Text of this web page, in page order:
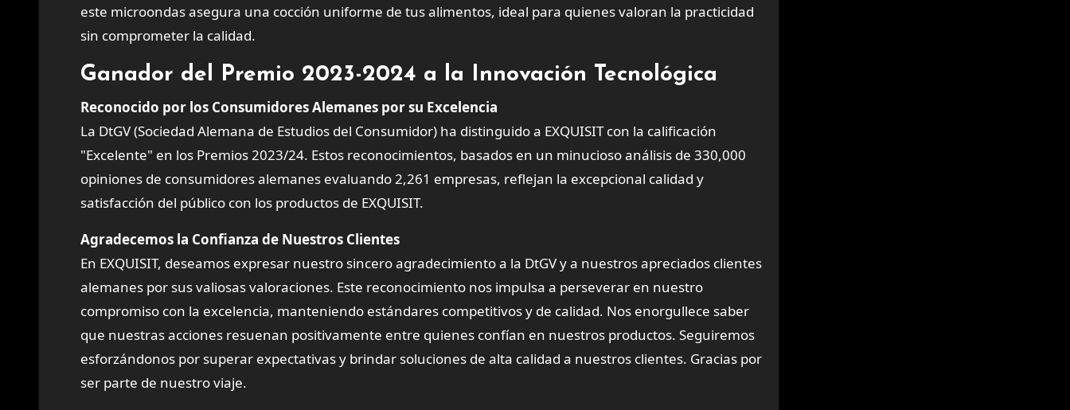
este microondas asegura una cocción uniforme de tus alimentos, ideal para quienes valoran la practicidad
sin comprometer la calidad.
Ganador del Premio 2023-2024 a la Innovación Tecnológica
Reconocido por los Consumidores Alemanes por su Excelencia
La DtGV (Sociedad Alemana de Estudios del Consumidor) ha distinguido a EXQUISIT con la calificación
"Excelente" en los Premios 2023/24. Estos reconocimientos, basados en un minucioso análisis de 330,000
opiniones de consumidores alemanes evaluando 2,261 empresas, reflejan la excepcional calidad y
satisfacción del público con los productos de EXQUISIT.
Agradecemos la Confianza de Nuestros Clientes
En EXQUISIT, deseamos expresar nuestro sincero agradecimiento a la DtGV y a nuestros apreciados clientes
alemanes por sus valiosas valoraciones. Este reconocimiento nos impulsa a perseverar en nuestro
compromiso con la excelencia, manteniendo estándares competitivos y de calidad. Nos enorgullece saber
que nuestras acciones resuenan positivamente entre quienes confían en nuestros productos. Seguiremos
esforzándonos por superar expectativas y brindar soluciones de alta calidad a nuestros clientes. Gracias por
ser parte de nuestro viaje.